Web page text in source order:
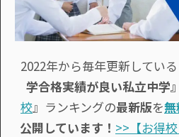
2022年から毎年更新している
学合格実績が良い私立中学』
校』ランキングの最新版を
公開しています！ >>【お得